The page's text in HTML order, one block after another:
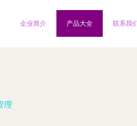
企业简介 产品大全 联系我
理